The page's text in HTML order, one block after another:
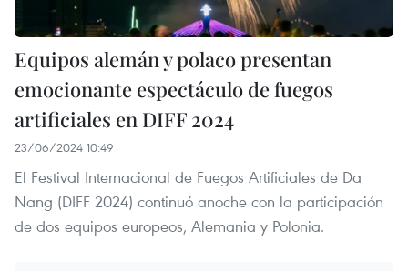
Equipos alemán y polaco presentan
emocionante espectáculo de fuegos
artificiales en DIFF 2024
23/06/2024 10:49
El Festival Internacional de Fuegos Artificiales de Da
Nang (DIFF 2024) continuó anoche con la participación
de dos equipos europeos, Alemania y Polonia.